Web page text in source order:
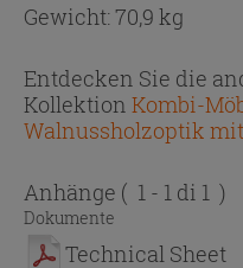
Gewicht: 70,9 kg
Entdecken Sie die
Kollektion Kombi-
Walnussholzoptik
Anhänge ( 1 - 1 di 1 )
Dokumente
Technical Sheet